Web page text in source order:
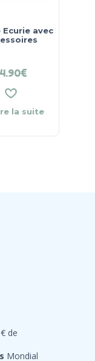
Ecurie avec
€
la suite
de
Mondial